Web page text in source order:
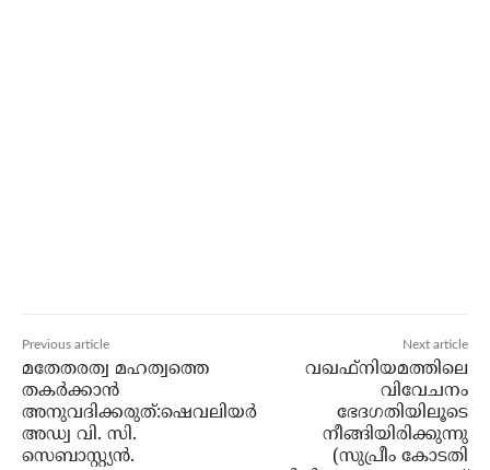
Previous article
മതേതരത്വ മഹത്വത്തെ
തകര്‍ക്കാന്‍
അനുവദിക്കരുത്:ഷെവലിയര്‍
അഡ്വ വി. സി.
സെബാസ്റ്റ്യന്‍.
Next article
വഖഫ്നിയമത്തിലെ
വിവേചനം
ഭേദഗതിയിലൂടെ
നീങ്ങിയിരിക്കുന്നു
(സുപ്രീം കോടതി